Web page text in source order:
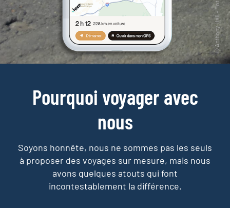
Pourquoi voyager avec
nous
Soyons honnête, nous ne sommes pas les seuls
à proposer des voyages sur mesure, mais nous
avons quelques atouts qui font
incontestablement la différence.